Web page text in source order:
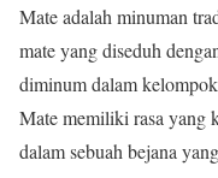
Mate adalah minuman
mate yang diseduh
diminum dalam
Mate memiliki rasa yang
dalam sebuah bejana